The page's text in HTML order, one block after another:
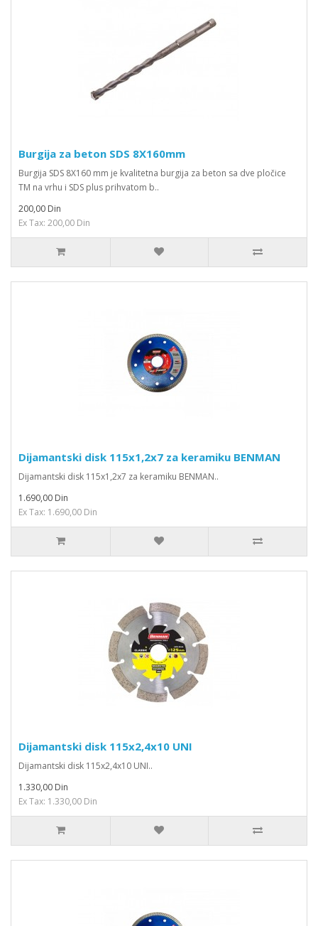
Burgija za beton SDS 8X160mm
Burgija SDS 8X160 mm je kvalitetna burgija za beton sa dve pločice
TM na vrhu i SDS plus prihvatom b..
200,00 Din
Ex Tax: 200,00 Din
Dijamantski disk 115x1,2x7 za keramiku BENMAN
Dijamantski disk 115x1,2x7 za keramiku BENMAN..
1.690,00 Din
Ex Tax: 1.690,00 Din
Dijamantski disk 115x2,4x10 UNI
Dijamantski disk 115x2,4x10 UNI..
1.330,00 Din
Ex Tax: 1.330,00 Din